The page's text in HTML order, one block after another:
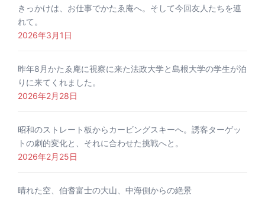
きっかけは、お仕事でかたゑ庵へ。そして今回友人たちを連
れて。
2026年3月1日
昨年8月かたゑ庵に視察に来た法政大学と島根大学の学生が泊
りに来てくれました。
2026年2月28日
昭和のストレート板からカービングスキーへ。誘客ターゲッ
トの劇的変化と、それに合わせた挑戦へと。
2026年2月25日
晴れた空、伯耆富士の大山、中海側からの絶景